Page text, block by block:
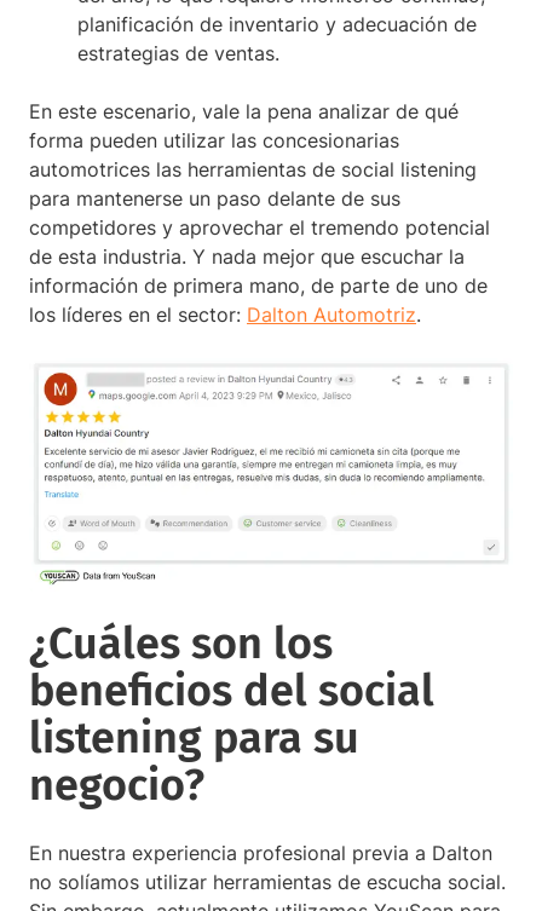
planificación de inventario y adecuación de
estrategias de ventas.
En este escenario, vale la pena analizar de qué
forma pueden utilizar las concesionarias
automotrices las herramientas de social listening
para mantenerse un paso delante de sus
competidores y aprovechar el tremendo potencial
de esta industria. Y nada mejor que escuchar la
información de primera mano, de parte de uno de
los líderes en el sector: Dalton Automotriz.
¿Cuáles son los
beneficios del social
listening para su
negocio?
En nuestra experiencia profesional previa a Dalton
no solíamos utilizar herramientas de escucha social.